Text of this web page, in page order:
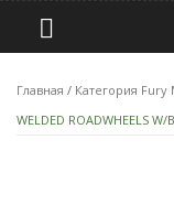
Главная / Категория Fury
WELDED ROADWHEELS W/